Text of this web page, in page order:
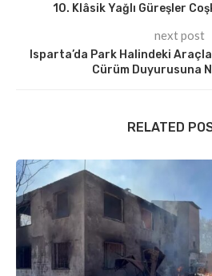
10. Klâsik Yağlı Güreşler
next post
Isparta’da Park Halindeki
Cürüm Duyurusuna
RELATED